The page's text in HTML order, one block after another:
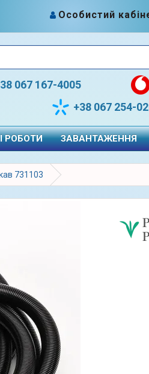
Особистий
067 167-4005
+38 067 254-
РОБОТИ ЗАВАНТАЖЕННЯ
731103